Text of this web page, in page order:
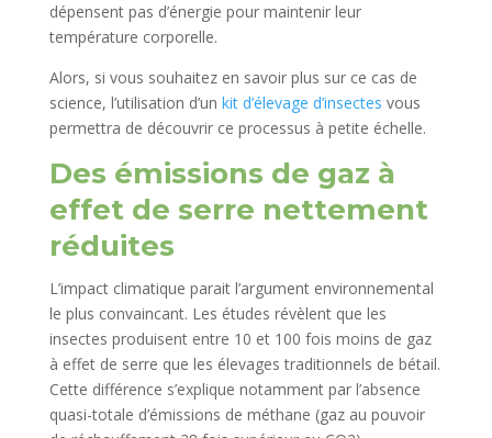
dépensent pas d’énergie pour maintenir leur
température corporelle.
Alors, si vous souhaitez en savoir plus sur ce cas de
science, l’utilisation d’un kit d’élevage d’insectes vous
permettra de découvrir ce processus à petite échelle.
Des émissions de gaz à
effet de serre nettement
réduites
L’impact climatique parait l’argument environnemental
le plus convaincant. Les études révèlent que les
insectes produisent entre 10 et 100 fois moins de gaz
à effet de serre que les élevages traditionnels de bétail.
Cette différence s’explique notamment par l’absence
quasi-totale d’émissions de méthane (gaz au pouvoir